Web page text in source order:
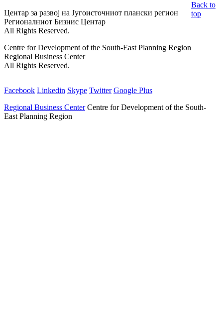
Центар за развој на Југоисточниот плански регион
Регионалниот Бизнис Центар
All Rights Reserved.
Centre for Development of the South-East Planning Region
Regional Business Center
All Rights Reserved.
Facebook Linkedin Skype Twitter Google Plus
Regional Business CenterCentre for Development of the South-
East Planning Region
Back to
top